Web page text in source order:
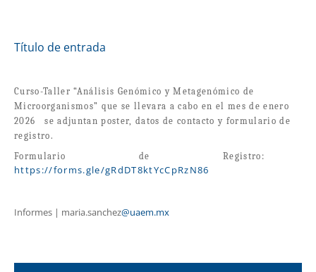
Título de entrada
Curso-Taller“Análisis Genómico y Metagenómico de
Microorganismos” que se llevara a cabo en el mes de enero
2026
se adjuntan poster, datos de contacto y formulario de
registro.
Formulario de Registro:
https://forms.gle/gRdDT8ktYcCpRzN86
Informes | maria.sanchez@uaem.mx